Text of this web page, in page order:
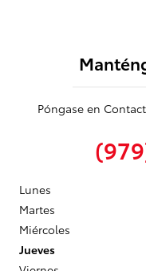
Póngase en
Lunes
Martes
Miércoles
Jueves